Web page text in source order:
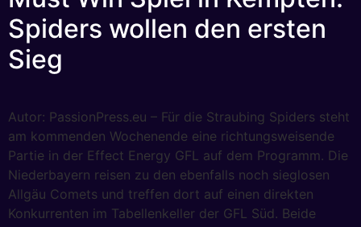
Spiders wollen den ersten
Sieg
Autor: PassionPress.eu – Für die Straubing Spiders steht
am kommenden Wochenende eine richtungsweisende
Partie in der Effect Energy GFL auf dem Programm. Die
Niederbayern reisen zu den ebenfalls noch sieglosen
Allgäu Comets und treffen dort auf einen direkten
Konkurrenten im Tabellenkeller der GFL Süd. Beide